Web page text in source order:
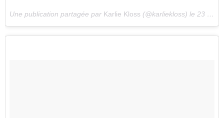
Une publication partagée par Karlie Kloss (@karliekloss) le 23 Juil. 2018 à 12 :33 PDT